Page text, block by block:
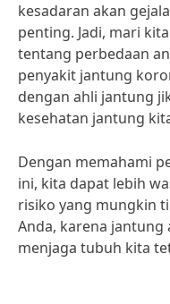
kesadaran akan
penting. Jadi, mari
tentang perbedaan
penyakit jantung
dengan ahli jantung
kesehatan jantung
Dengan memahami
ini, kita dapat lebih
risiko yang mungkin
Anda, karena jantung
menjaga tubuh kita